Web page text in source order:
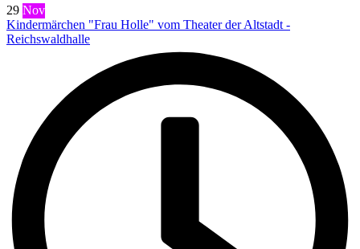
29 Nov
Kindermärchen "Frau Holle" vom Theater der Altstadt -
Reichswaldhalle